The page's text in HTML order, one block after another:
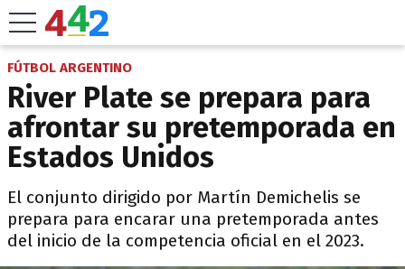
FÚTBOL ARGENTINO
River Plate se prepara para
afrontar su pretemporada en
Estados Unidos
El conjunto dirigido por Martín Demichelis se
prepara para encarar una pretemporada antes
del inicio de la competencia oficial en el 2023.